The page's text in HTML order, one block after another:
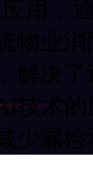
用
物业消
解决
AI技
减少漏